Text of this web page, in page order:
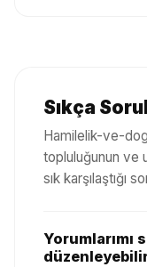
Sıkça
Hamilelik-ve-
topluluğunun ve
sık karşılaştığı
Yorumlarımı